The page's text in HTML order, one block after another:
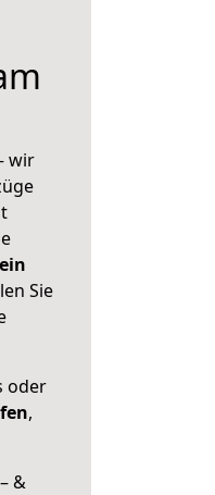
wir
Sie
oder
,
– &